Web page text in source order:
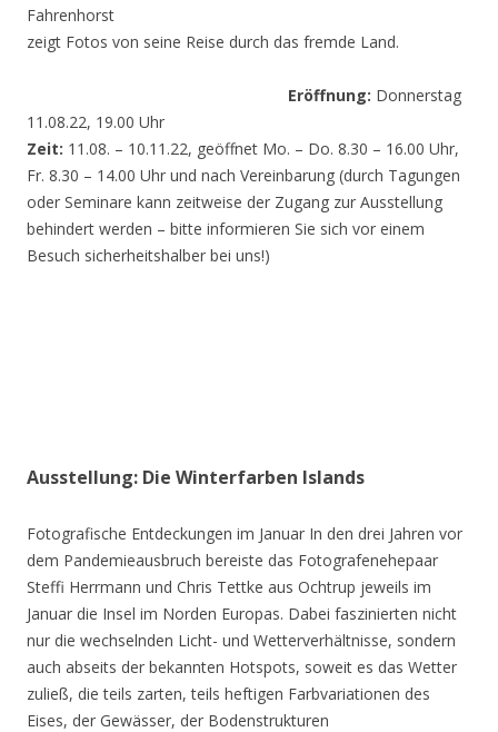
Fahrenhorst
zeigt Fotos von seine Reise durch das fremde Land.
Eröffnung: Donnerstag
11.08.22, 19.00 Uhr
Zeit: 11.08. – 10.11.22, geöffnet Mo. – Do. 8.30 – 16.00 Uhr,
Fr. 8.30 – 14.00 Uhr und nach Vereinbarung (durch Tagungen
oder Seminare kann zeitweise der Zugang zur Ausstellung
behindert werden – bitte informieren Sie sich vor einem
Besuch sicherheitshalber bei uns!)
Ausstellung: Die Winterfarben Islands
Fotografische Entdeckungen im Januar In den drei Jahren vor
dem Pandemieausbruch bereiste das Fotografenehepaar
Steffi Herrmann und Chris Tettke aus Ochtrup jeweils im
Januar die Insel im Norden Europas. Dabei faszinierten nicht
nur die wechselnden Licht- und Wetterverhältnisse, sondern
auch abseits der bekannten Hotspots, soweit es das Wetter
zuließ, die teils zarten, teils heftigen Farbvariationen des
Eises, der Gewässer, der Bodenstrukturen